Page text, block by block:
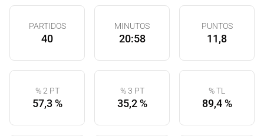
PARTIDOS
40
MINUTOS
20:58
PUNTOS
11,8
% 2 PT
57,3 %
% 3 PT
35,2 %
% TL
89,4 %